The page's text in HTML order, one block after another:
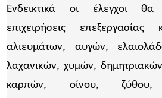
Ενδεικτικά οι έλεγχοι θα
επιχειρήσεις επεξεργασίας
αλιευμάτων, αυγών,
λαχανικών, χυμών,
καρπών, οίνου, ζύθου,